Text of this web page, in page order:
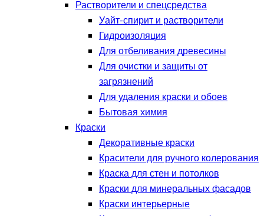
Растворители и спецсредства
Уайт-спирит и растворители
Гидроизоляция
Для отбеливания древесины
Для очистки и защиты от
загрязнений
Для удаления краски и обоев
Бытовая химия
Краски
Декоративные краски
Красители для ручного колерования
Краска для стен и потолков
Краски для минеральных фасадов
Краски интерьерные